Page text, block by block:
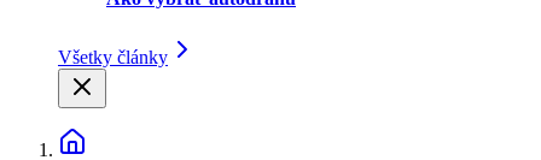
Všetky články